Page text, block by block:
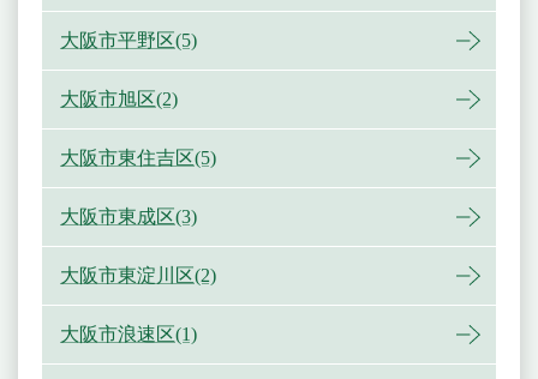
大阪市平野区(5)
大阪市旭区(2)
大阪市東住吉区(5)
大阪市東成区(3)
大阪市東淀川区(2)
大阪市浪速区(1)